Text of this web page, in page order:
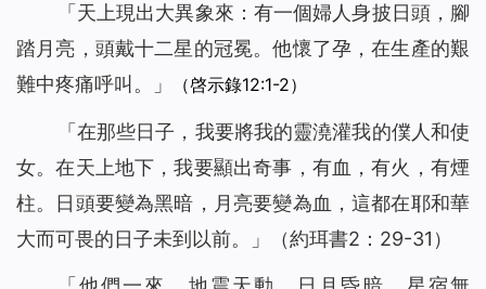
「 天上現出大異象來：有一個婦人身披日頭，腳
踏月亮，頭戴十二星的冠冕。他懷了孕，在生產的艱
難中疼痛呼叫。
」 （啓示錄12:1-2）
「 在那些日子，我要將我的靈澆灌我的僕人和使
女。在天上地下，我要顯出奇事，有血，有火，有煙
柱。日頭要變為黑暗，月亮要變為血，這都在耶和華
大而可畏的日子未到以前。
」（約珥書2：29-31）